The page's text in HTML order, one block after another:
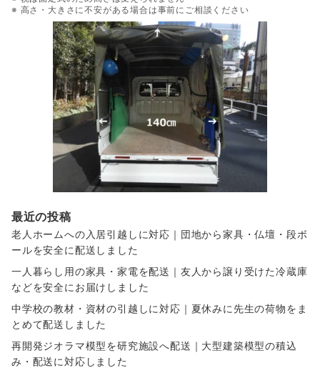
※ 高さ・大きさに不安がある場合は事前にご相談ください
最近の投稿
老人ホームへの入居引越しに対応｜団地から家具・仏壇・段ボ
ールを安全に配送しました
一人暮らし用の家具・家電を配送｜友人から譲り受けた冷蔵庫
などを安全にお届けしました
中学校の教材・資材の引越しに対応｜夏休みに先生の荷物をま
とめて配送しました
再開発ジオラマ模型を研究施設へ配送｜大型建築模型の積込
み・配送に対応しました